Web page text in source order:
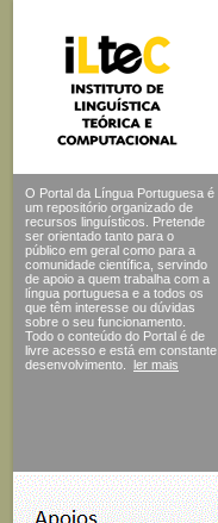
O Portal da Língua Portuguesa é
um repositório organizado de
recursos linguísticos. Pretende
ser orientado tanto para o
público em geral como para a
comunidade científica, servindo
de apoio a quem trabalha com a
língua portuguesa e a todos os
que têm interesse ou dúvidas
sobre o seu funcionamento.
Todo o conteúdo do Portal é de
livre acesso e está em constante
desenvolvimento.
ler mais